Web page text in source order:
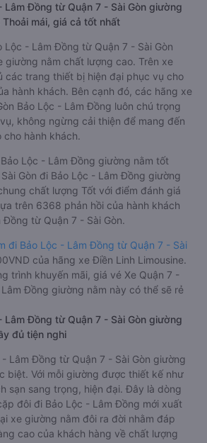
Lâm Đồng từ Quận 7 - Sài Gòn giường
mái, giá cả tốt nhất
Lộc - Lâm Đồng từ Quận 7 - Sài Gòn
giường nằm chất lượng cao. Trên xe
các trang thiết bị hiện đại phục vụ cho
hành khách. Bên cạnh đó, các hãng xe
Bảo Lộc - Lâm Đồng luôn chú trọng
không ngừng cải thiện để mang đến
cho hành khách.
Lộc - Lâm Đồng giường nằm tốt
Gòn đi Bảo Lộc - Lâm Đồng giường
chất lượng Tốt với điểm đánh giá
trên 6368 phản hồi của hành khách
từ Quận 7 - Sài Gòn.
đi Bảo Lộc - Lâm Đồng từ Quận 7 - Sài
của hãng xe Điền Linh Limousine.
trình khuyến mãi, giá vé Xe Quận 7 -
Đồng giường nằm này có thể sẽ rẻ
Lâm Đồng từ Quận 7 - Sài Gòn giường
đủ tiện nghi
Lâm Đồng từ Quận 7 - Sài Gòn giường
biệt. Với mỗi giường được thiết kế như
sạn sang trọng, hiện đại. Đây là dòng
đôi đi Bảo Lộc - Lâm Đồng mới xuất
xe giường nằm đôi ra đời nhằm đáp
cao của khách hàng về chất lượng